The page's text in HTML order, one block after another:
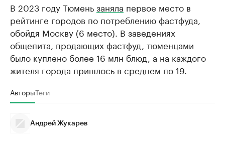
В 2023 году Тюменьзаняла первое место в
рейтинге городов по потреблению фастфуда,
обойдя Москву (6 место). В заведениях
общепита, продающих фастфуд, тюменцами
было куплено более 16 млн блюд, а на каждого
жителя города пришлось в среднем по 19.
АвторыТеги
Андрей Жукарев